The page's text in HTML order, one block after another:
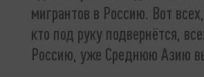
мигрантов в Россию. Вот
кто под руку подвернётся,
Россию, уже Среднюю Азию